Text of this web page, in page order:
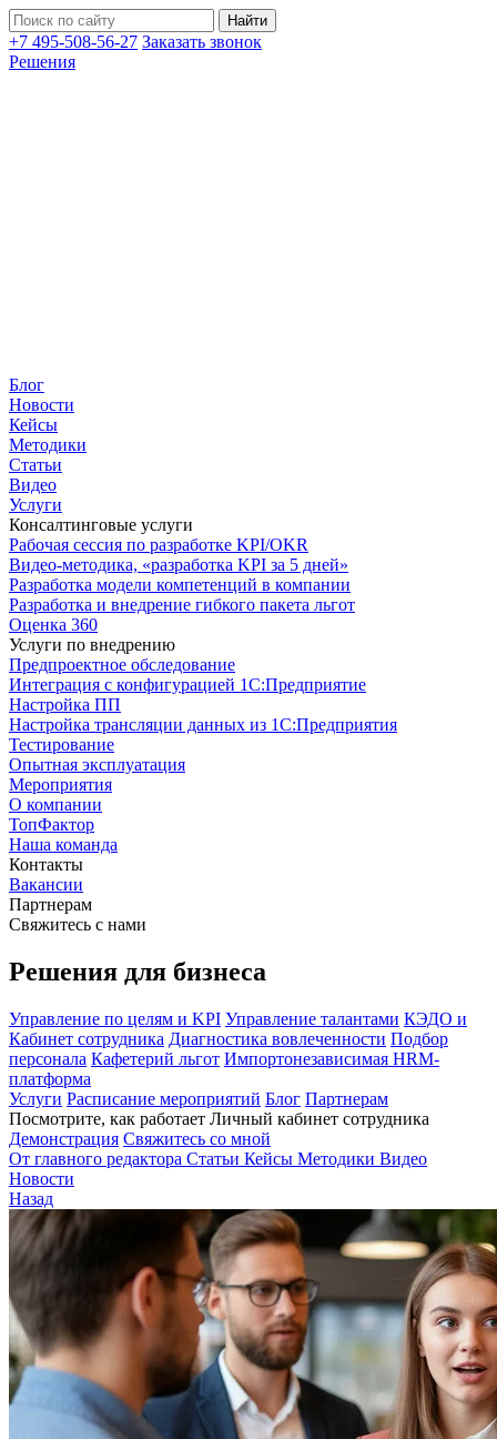
+7 495-508-56-27 Заказать звонок
Решения
Блог
Новости
Кейсы
Методики
Статьи
Видео
Услуги
Консалтинговые услуги
Рабочая сессия по разработке KPI/OKR
Видео-методика, «разработка KPI за 5 дней»
Разработка модели компетенций в компании
Разработка и внедрение гибкого пакета льгот
Оценка 360
Услуги по внедрению
Предпроектное обследование
Интеграция с конфигурацией 1С:Предприятие
Настройка ПП
Настройка трансляции данных из 1С:Предприятия
Тестирование
Опытная эксплуатация
Мероприятия
О компании
ТопФактор
Наша команда
Контакты
Вакансии
Партнерам
Свяжитесь с нами
Решения для бизнеса
Управление по целям и KPI Управление талантами КЭДО и
Кабинет сотрудника Диагностика вовлеченности Подбор
персонала Кафетерий льгот Импортонезависимая HRM-
платформа
Услуги Расписание мероприятий Блог Партнерам
Посмотрите, как работает Личный кабинет сотрудника
Демонстрация Свяжитесь со мной
От главного редактора Статьи Кейсы Методики Видео
Новости
Назад